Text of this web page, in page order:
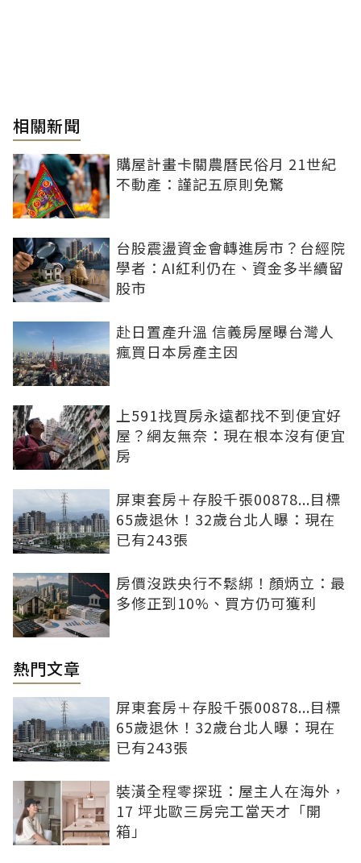
相關新聞
購屋計畫卡關農曆民俗月 21世紀
不動產：謹記五原則免驚
台股震盪資金會轉進房市？台經院
學者：AI紅利仍在、資金多半續留
股市
赴日置產升溫 信義房屋曝台灣人
瘋買日本房產主因
上591找買房永遠都找不到便宜好
屋？網友無奈：現在根本沒有便宜
房
屏東套房＋存股千張00878...目標
65歲退休！32歲台北人曝：現在
已有243張
房價沒跌央行不鬆綁！顏炳立：最
多修正到10%、買方仍可獲利
熱門文章
屏東套房＋存股千張00878...目標
65歲退休！32歲台北人曝：現在
已有243張
裝潢全程零探班：屋主人在海外，
17 坪北歐三房完工當天才「開
箱」